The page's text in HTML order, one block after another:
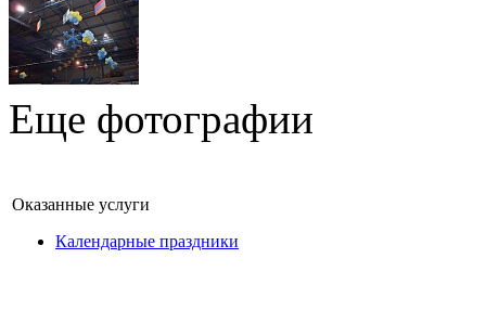
Еще фотографии
Оказанные услуги
Календарные праздники